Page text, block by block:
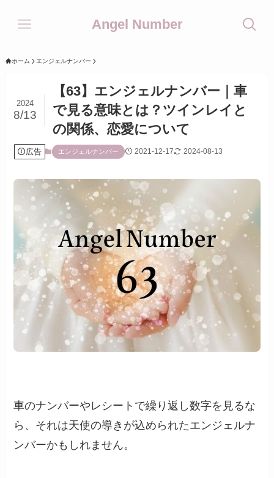
Angel Number
ホーム エンジェルナンバー
【63】エンジェルナンバー｜車
で見る意味とは？ツインレイと
の関係、恋愛について
2024
8/13
広告 エンジェルナンバー 2021-12-17 2024-08-13
車のナンバーやレシートで繰り返し数字を見るな
ら、それは天使の導きが込められたエンジェルナ
ンバーかもしれません。